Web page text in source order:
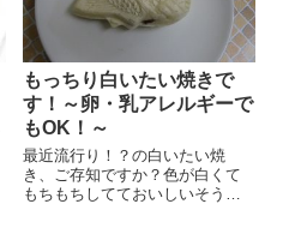
もっちり白いたい焼きで
す！～卵・乳アレルギーで
もOK！～
最近流行り！？の白いたい焼
き、ご存知ですか？色が白くて
もちもちしてておいしいそうで